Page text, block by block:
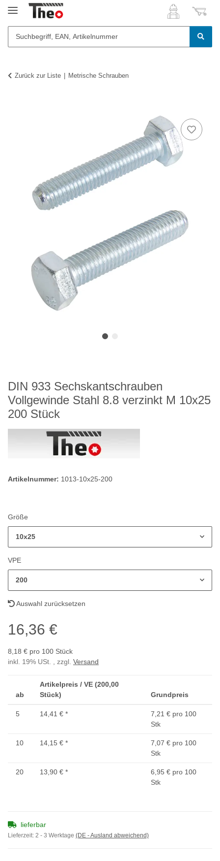
Zurück zur Liste Metrische Schrauben
DIN 933 Sechskantschrauben
Vollgewinde Stahl 8.8 verzinkt M 10x25
200 Stück
Artikelnummer: 1013-10x25-200
Größe
10x25
VPE
200
Auswahl zurücksetzen
16,36 €
8,18 € pro 100 Stück
inkl. 19% USt. , zzgl. Versand
ab
Artikelpreis / VE (200,00
Stück)
Grundpreis
5 14,41 € *
7,21 € pro 100
Stk
10 14,15 € *
7,07 € pro 100
Stk
20 13,90 € *
6,95 € pro 100
Stk
lieferbar
Lieferzeit: 2 - 3 Werktage (DE - Ausland abweichend)